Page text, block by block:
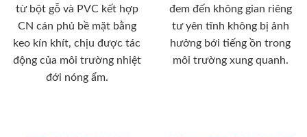
từ bột gỗ và PVC kết hợp
CN cán phủ bề mặt bằng
keo kín khít, chịu được tác
động của môi trường nhiệt
đới nóng ẩm.
đem đến không gian riêng
tư yên tĩnh không bị ảnh
hưởng bới tiếng ồn trong
môi trường xung quanh.